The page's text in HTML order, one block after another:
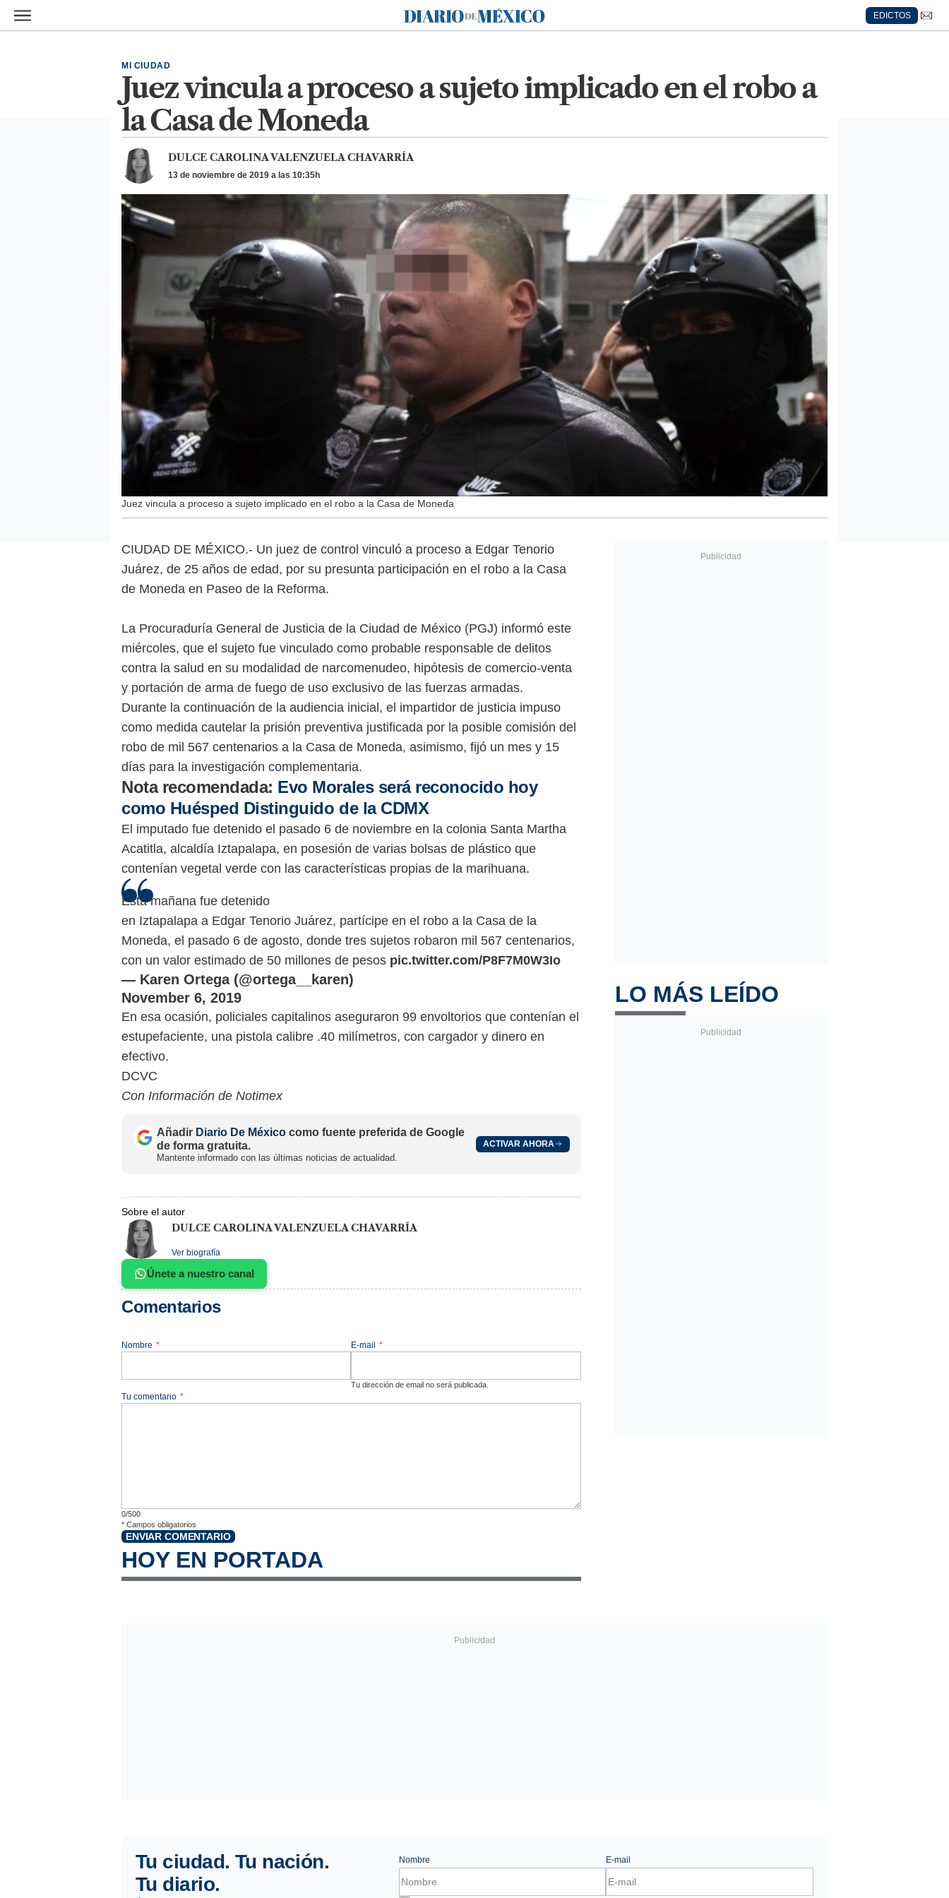
Ir al contenido principal
Diario de México
EDICTOS
Juez vincula a proceso a sujeto implicado en el robo a
la Casa de Moneda
MI CIUDAD
DULCE CAROLINA VALENZUELA CHAVARRÍA
13 de noviembre de 2019 a las 10:35h
Juez vincula a proceso a sujeto implicado en el robo a la Casa de Moneda
CIUDAD DE MÉXICO.- Un juez de control vinculó a proceso a Edgar Tenorio
Juárez, de 25 años de edad, por su presunta participación en el robo a la Casa
de Moneda en Paseo de la Reforma.
La Procuraduría General de Justicia de la Ciudad de México (PGJ) informó este
miércoles, que el sujeto fue vinculado como probable responsable de delitos
contra la salud en su modalidad de narcomenudeo, hipótesis de comercio-venta
y portación de arma de fuego de uso exclusivo de las fuerzas armadas.
Durante la continuación de la audiencia inicial, el impartidor de justicia impuso
como medida cautelar la prisión preventiva justificada por la posible comisión del
robo de mil 567 centenarios a la Casa de Moneda, asimismo, fijó un mes y 15
días para la investigación complementaria.
Nota recomendada: Evo Morales será reconocido hoy
como Huésped Distinguido de la CDMX
El imputado fue detenido el pasado 6 de noviembre en la colonia Santa Martha
Acatitla, alcaldía Iztapalapa, en posesión de varias bolsas de plástico que
contenían vegetal verde con las características propias de la marihuana.
Esta mañana fue detenido
en Iztapalapa a Edgar Tenorio Juárez, partícipe en el robo a la Casa de la
Moneda, el pasado 6 de agosto, donde tres sujetos robaron mil 567 centenarios,
con un valor estimado de 50 millones de pesos pic.twitter.com/P8F7M0W3Io
— Karen Ortega (@ortega__karen)
November 6, 2019
En esa ocasión, policiales capitalinos aseguraron 99 envoltorios que contenían el
estupefaciente, una pistola calibre .40 milímetros, con cargador y dinero en
efectivo.
DCVC
Con Información de Notimex
Añadir Diario De México como fuente preferida de Google
de forma gratuita.
Mantente informado con las últimas noticias de actualidad.
ACTIVAR AHORA
Sobre el autor
DULCE CAROLINA VALENZUELA CHAVARRÍA
Ver biografía
Únete a nuestro canal
Comentarios
Nombre * E-mail *
Tu dirección de email no será publicada.
Tu comentario *
0/500
* Campos obligatorios
ENVIAR COMENTARIO
HOY EN PORTADA
LO MÁS LEÍDO
Tu ciudad. Tu nación.
Tu diario.
Nombre E-mail